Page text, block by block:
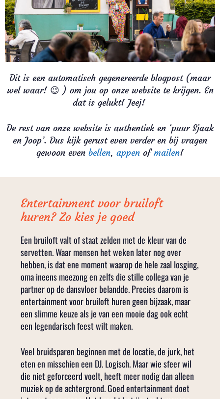
Dit is een automatisch gegenereerde blogpost (maar
wel waar! 😉 ) om jou op onze website te krijgen. En
dat is gelukt! Jeej!
De rest van onze website is authentiek en ‘puur Sjaak
en Joop’. Dus kijk gerust even verder en bij vragen
gewoon even bellen, appen ofmailen!
Entertainment voor bruiloft
huren? Zo kies je goed
Een bruiloft valt of staat zelden met de kleur van de
servetten. Waar mensen het weken later nog over
hebben, is dat ene moment waarop de hele zaal losging,
oma ineens meezong en zelfs die stille collega van je
partner op de dansvloer belandde. Precies daarom is
entertainment voor bruiloft huren geen bijzaak, maar
een slimme keuze als je van een mooie dag ook echt
een legendarisch feest wilt maken.
Veel bruidsparen beginnen met de locatie, de jurk, het
eten en misschien een DJ. Logisch. Maar wie sfeer wil
die niet geforceerd voelt, heeft meer nodig dan alleen
muziek op de achtergrond. Goed entertainment doet